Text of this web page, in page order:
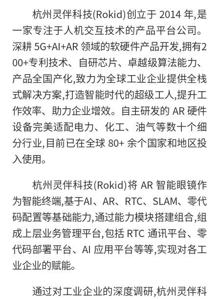
杭州灵伴科技(Rokid)创立于 2014 年,是
一家专注于人机交互技术的产品平台公司。
深耕 5G+AI+AR 领域的软硬件产品开发,拥有2
00+专利技术、自研芯片、卓越级算法能力、
产品全国产化,致力为全球工业企业提供全栈
式解决方案,打造智能时代的超级工人,提升工
作效率、助力企业增效。自主研发的 AR 硬件
设备完美适配电力、化工、油气等数十个细
分行业,目前已在全球 80+ 余个国家和地区投
入使用。
杭州灵伴科技(Rokid)将 AR 智能眼镜作
为智能终端,基于AI、AR、RTC、SLAM、零代
码配置等基础能力,通过能力模块搭建组合,组
成上层业务管理平台,包括 RTC 通讯平台、零
代码部署平台、AI 应用平台等等,实现对各工
业企业的赋能。
通过对工业企业的深度调研,杭州灵伴科